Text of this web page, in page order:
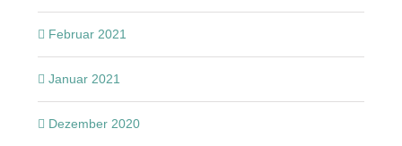
Februar 2021
Januar 2021
Dezember 2020